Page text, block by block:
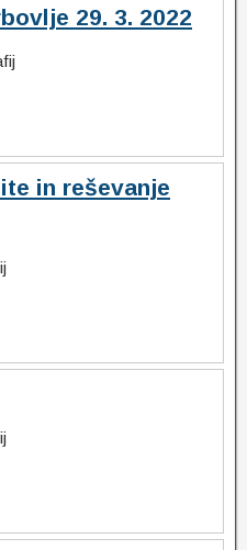
29. 3. 2022
in reševanje